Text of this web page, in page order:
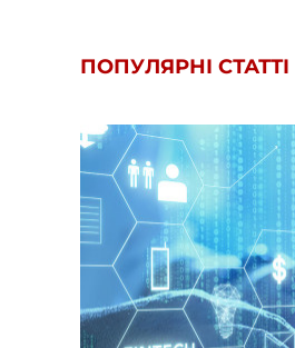
ПОПУЛЯРНІ СТАТТІ